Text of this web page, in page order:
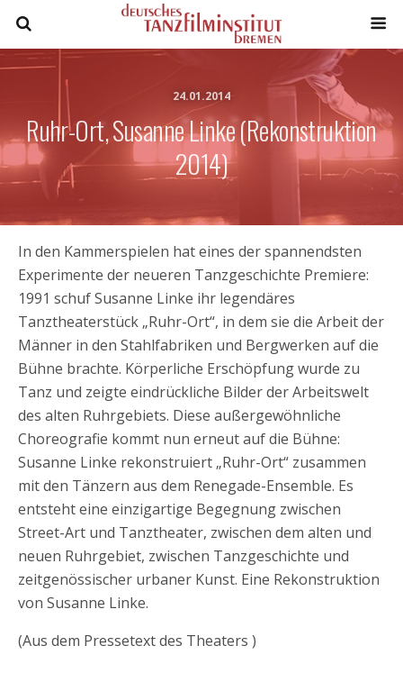
24.01.2014
Ruhr-Ort, Susanne Linke (Rekonstruktion
2014)
In den Kammerspielen hat eines der spannendsten
Experimente der neueren Tanzgeschichte Premiere:
1991 schuf Susanne Linke ihr legendäres
Tanztheaterstück „Ruhr-Ort“, in dem sie die Arbeit der
Männer in den Stahlfabriken und Bergwerken auf die
Bühne brachte. Körperliche Erschöpfung wurde zu
Tanz und zeigte eindrückliche Bilder der Arbeitswelt
des alten Ruhrgebiets. Diese außergewöhnliche
Choreografie kommt nun erneut auf die Bühne:
Susanne Linke rekonstruiert „Ruhr-Ort“ zusammen
mit den Tänzern aus dem Renegade-Ensemble. Es
entsteht eine einzigartige Begegnung zwischen
Street-Art und Tanztheater, zwischen dem alten und
neuen Ruhrgebiet, zwischen Tanzgeschichte und
zeitgenössischer urbaner Kunst. Eine Rekonstruktion
von Susanne Linke.
(Aus dem Pressetext des Theaters )